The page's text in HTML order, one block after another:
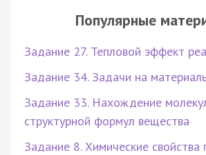
Популярные
Задание 27. Тепловой эффект
Задание 34. Задачи на
Задание 33. Нахождение
структурной формул вещества
Задание 8. Химические свойства